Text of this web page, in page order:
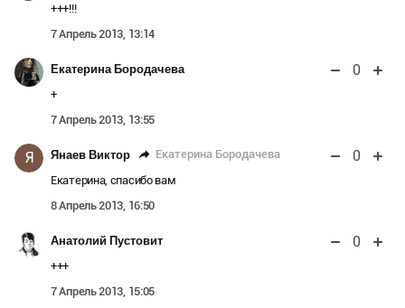
+++!!!
7 Апрель 2013, 13:14
Екатерина Бородачева 0
+
7 Апрель 2013, 13:55
Я Янаев Виктор Екатерина Бородачева 0
Екатерина, спасибо вам
8 Апрель 2013, 16:50
Анатолий Пустовит 0
+++
7 Апрель 2013, 15:05